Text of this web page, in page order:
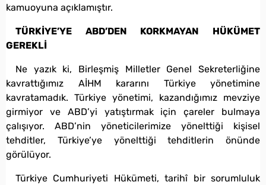
kamuoyuna açıklamıştır.
TÜRKİYE’YE ABD’DEN KORKMAYAN HÜKÜMET
GEREKLİ
Ne yazık ki, Birleşmiş Milletler Genel Sekreterliğine
kavrattığımız AİHM kararını Türkiye yönetimine
kavratamadık. Türkiye yönetimi, kazandığımız mevziye
girmiyor ve ABD’yi yatıştırmak için çareler bulmaya
çalışıyor. ABD’nin yöneticilerimize yönelttiği kişisel
tehditler, Türkiye’ye yönelttiği tehditlerin önünde
görülüyor.
Türkiye Cumhuriyeti Hükümeti, tarihî bir sorumluluk